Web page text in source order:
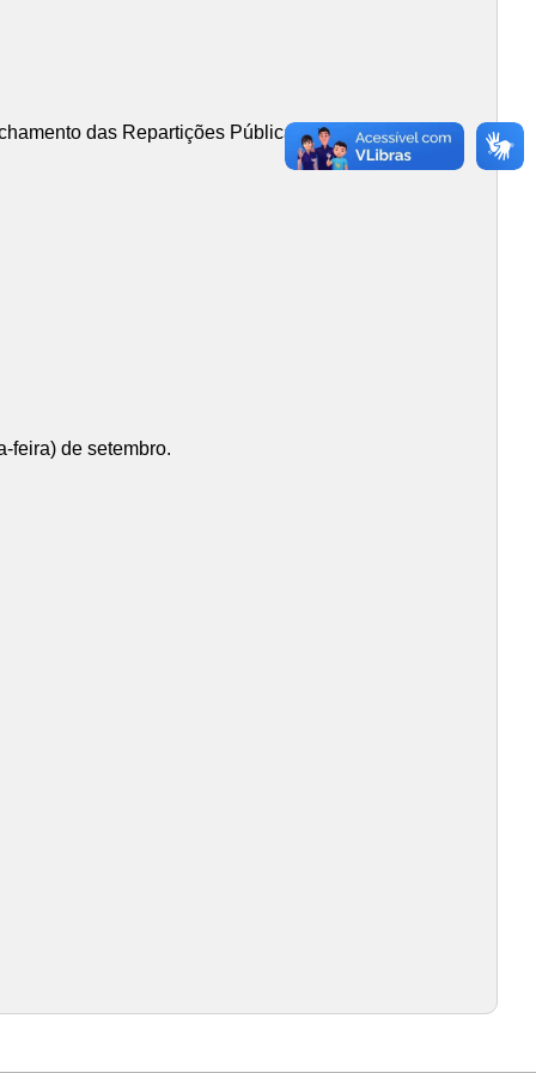
das Repartições Públicas Municipais em 06
feira) de setembro.